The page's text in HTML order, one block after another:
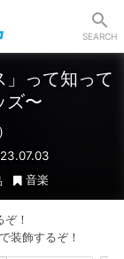
SEARCH
」って知って
ズ〜
音楽
！
装飾するぞ！